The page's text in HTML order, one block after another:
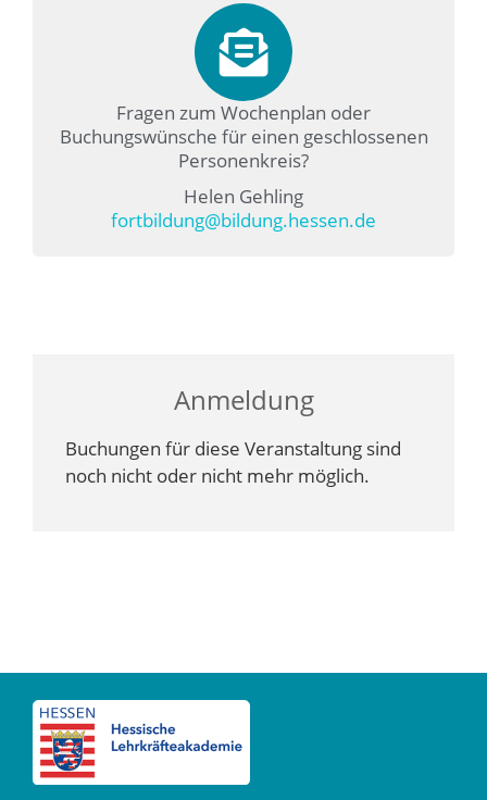
Fragen zum Wochenplan oder
Buchungswünsche für einen geschlossenen
Personenkreis?
Helen Gehling
fortbildung@bildung.hessen.de
Anmeldung
Buchungen für diese Veranstaltung sind
noch nicht oder nicht mehr möglich.